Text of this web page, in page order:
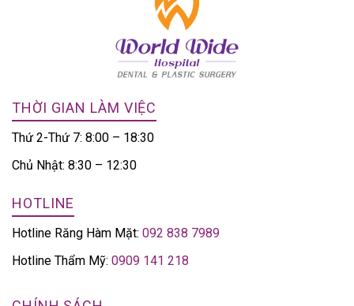
THỜI GIAN LÀM VIỆC
Thứ 2-Thứ 7: 8:00 – 18:30
Chủ Nhật: 8:30 – 12:30
HOTLINE
Hotline Răng Hàm Mặt: 092 838 7989
Hotline Thẩm Mỹ: 0909 141 218